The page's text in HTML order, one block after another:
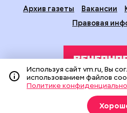
Архив газеты
Вакансии
Правовая
Издание создано при
средств массовой информации и
Используя сайт vm.ru, Вы
использованием файлов
Политике